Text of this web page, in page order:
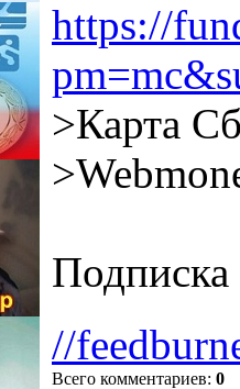
https://
>Карта
Подписка
//
Всего комментариев: 0